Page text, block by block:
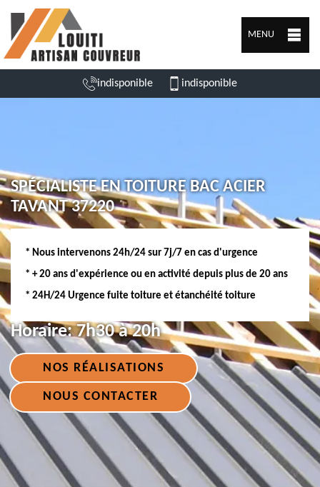
MENU
indisponible indisponible
SPÉCIALISTE EN TOITURE BAC ACIER
TAVANT 37220
* Nous intervenons 24h/24 sur 7j/7 en cas d'urgence
* + 20 ans d'expérience ou en activité depuis plus de 20 ans
* 24H/24 Urgence fuite toiture et étanchéité toiture
Horaire:7h30 à 20h
NOS RÉALISATIONS
NOUS CONTACTER